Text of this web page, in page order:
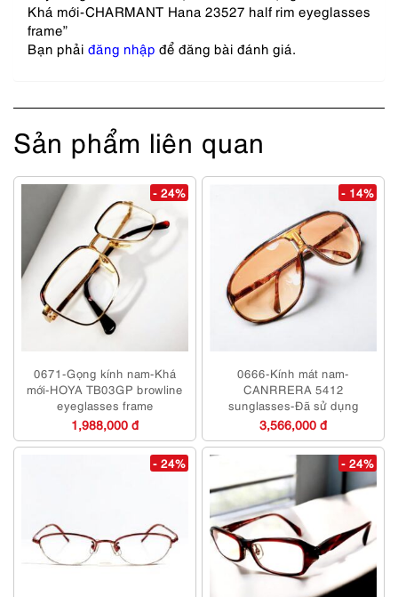
Khá mới-CHARMANT Hana 23527 half rim eyeglasses
frame”
Bạn phải đăng nhập để đăng bài đánh giá.
Sản phẩm liên quan
- 24%
0671-Gọng kính nam-Khá
mới-HOYA TB03GP browline
eyeglasses frame
1,988,000 đ
- 14%
0666-Kính mát nam-
CANRRERA 5412
sunglasses-Đã sử dụng
3,566,000 đ
- 24% - 24%